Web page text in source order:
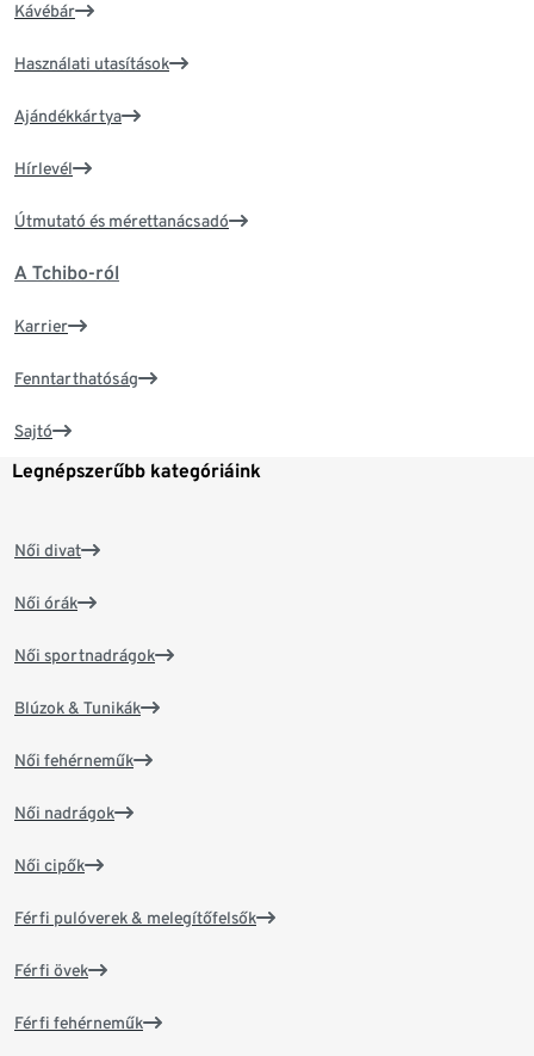
Kávébár
Használati utasítások
Ajándékkártya
Hírlevél
Útmutató és mérettanácsadó
A Tchibo-ról
Karrier
Fenntarthatóság
Sajtó
Legnépszerűbb kategóriáink
Női divat
Női órák
Női sportnadrágok
Blúzok & Tunikák
Női fehérneműk
Női nadrágok
Női cipők
Férfi pulóverek & melegítőfelsők
Férfi övek
Férfi fehérneműk